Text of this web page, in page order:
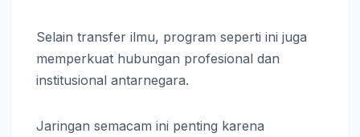
Selain transfer ilmu, program seperti ini juga
memperkuat hubungan profesional dan
institusional antarnegara.
Jaringan semacam ini penting karena